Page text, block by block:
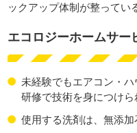
ックアップ体制が整ってい
エコロジーホームサー
未経験でもエアコン・
研修で技術を身につけら
使用する洗剤は、無添